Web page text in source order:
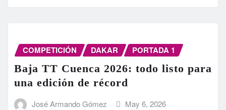
COMPETICIÓN DAKAR PORTADA 1
Baja TT Cuenca 2026: todo listo para
una edición de récord
José Armando Gómez May 6, 2026